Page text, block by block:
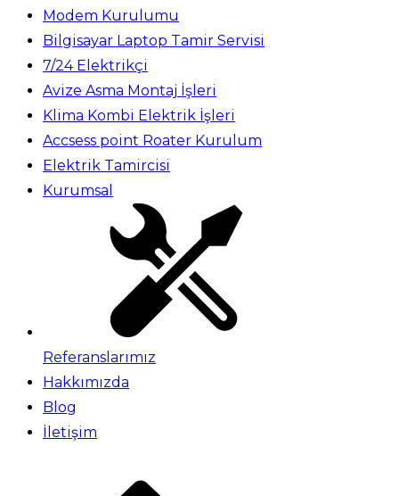
Modem Kurulumu
Bilgisayar Laptop Tamir Servisi
7/24 Elektrikçi
Avize Asma Montaj İşleri
Klima Kombi Elektrik İşleri
Accsess point Roater Kurulum
Elektrik Tamircisi
Kurumsal
Referanslarımız
Hakkımızda
Blog
İletişim